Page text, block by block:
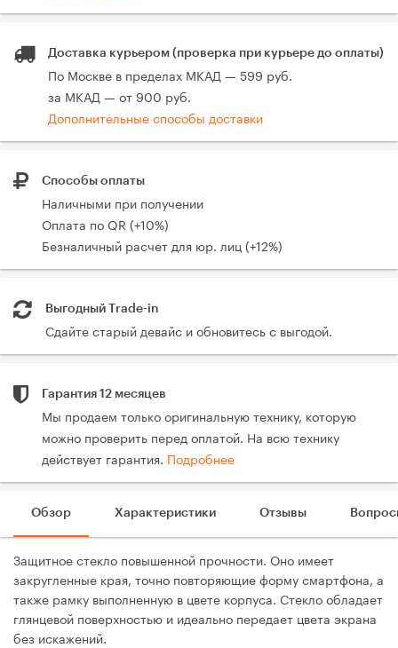
Доставка курьером (проверка при курьере до оплаты)
По Москве в пределах МКАД — 599 руб.
за МКАД — от 900 руб.
Дополнительные способы доставки
Способы оплаты
Наличными при получении
Оплата по QR (+10%)
Безналичный расчет для юр. лиц (+12%)
Выгодный Trade-in
Сдайте старый девайс и обновитесь с выгодой.
Гарантия 12 месяцев
Мы продаем только оригинальную технику, которую
можно проверить перед оплатой. На всю технику
действует гарантия. Подробнее
Обзор Характеристики Отзывы
Защитное стекло повышенной прочности. Оно имеет
закругленные края, точно повторяющие форму смартфона, а
также рамку выполненную в цвете корпуса. Стекло обладает
глянцевой поверхностью и идеально передает цвета экрана
без искажений.